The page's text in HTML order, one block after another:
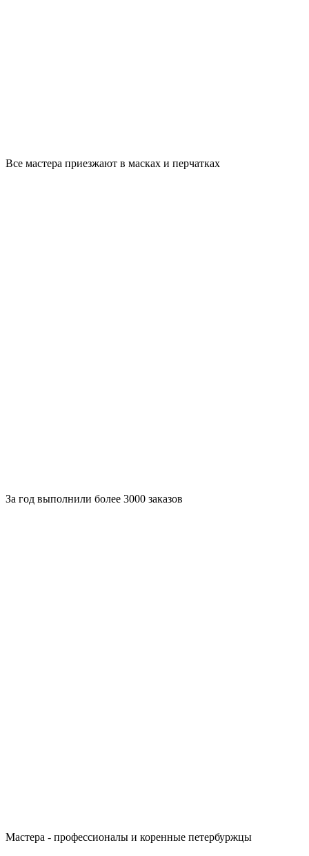
Все мастера приезжают в масках и перчатках
За год выполнили более 3000 заказов
Мастера - профессионалы и коренные петербуржцы